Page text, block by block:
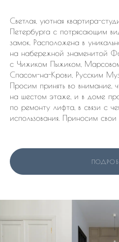
Светлая, уютная квартира-
Петербурга с потрясающим
замок. Расположена в
на набережной знаменитой
с Чижиком Пыжиком,
Спасом-на-Крови, Русским
Просим принять во внимание,
на шестом этаже, и в доме
по ремонту лифта, в связи с
использования. Приносим свои